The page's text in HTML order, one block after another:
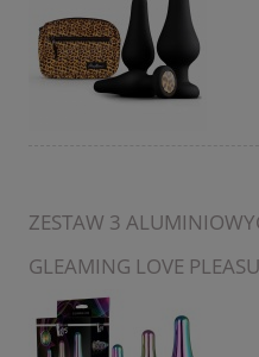
ZESTAW 3
GLEAMING LOVE